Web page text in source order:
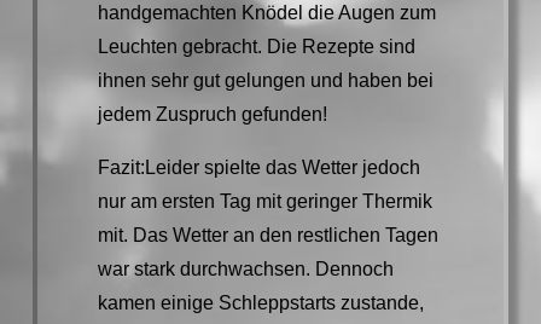
handgemachten Knödel die Augen zum
Leuchten gebracht. Die Rezepte sind
ihnen sehr gut gelungen und haben bei
jedem Zuspruch gefunden!
Fazit:Leider spielte das Wetter jedoch
nur am ersten Tag mit geringer Thermik
mit. Das Wetter an den restlichen Tagen
war stark durchwachsen. Dennoch
kamen einige Schleppstarts zustande,